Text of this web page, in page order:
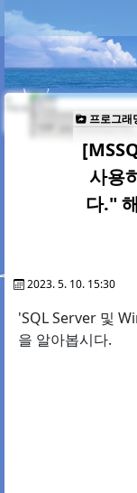
프로그래
사용
다."
2023. 5. 10. 15:30
'SQL Server 및
을 알아봅시다.